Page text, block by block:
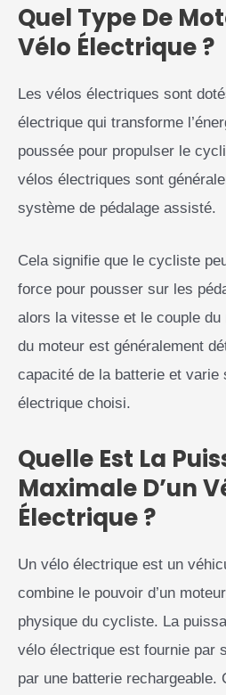
Quel Type De
Vélo Électrique ?
Les vélos électriques sont
électrique qui transforme
poussée pour propulser le
vélos électriques sont
système de pédalage assisté.
Cela signifie que le cycliste
force pour pousser sur les
alors la vitesse et le couple du
du moteur est généralement
capacité de la batterie et varie
électrique choisi.
Quelle Est La
Maximale D’un
Électrique ?
Un vélo électrique est un
combine le pouvoir d’un
physique du cycliste. La
vélo électrique est fournie par
par une batterie rechargeable.